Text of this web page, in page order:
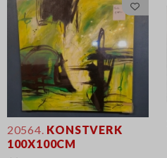
20564. KONSTVERK
100X100CM